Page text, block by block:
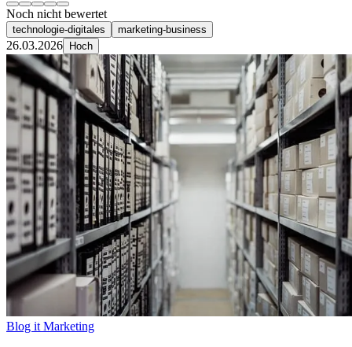
Noch nicht bewertet
technologie-digitales marketing-business
26.03.2026 Hoch
Blog it Marketing